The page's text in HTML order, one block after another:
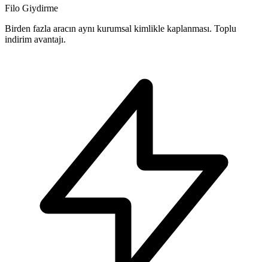
Filo Giydirme
Birden fazla aracın aynı kurumsal kimlikle kaplanması. Toplu
indirim avantajı.